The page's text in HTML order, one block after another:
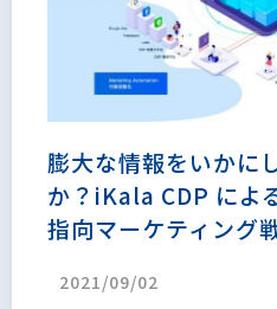
膨大な情報をいかに
か？iKala CDP によ
指向マーケティング
2021/09/02